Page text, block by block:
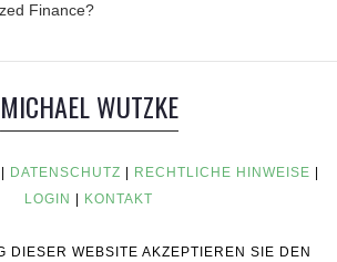
Finance?
MICHAEL WUTZKE
DATENSCHUTZ RECHTLICHE HINWEISE
LOGIN
KONTAKT
DIESER WEBSITE AKZEPTIEREN SIE DEN